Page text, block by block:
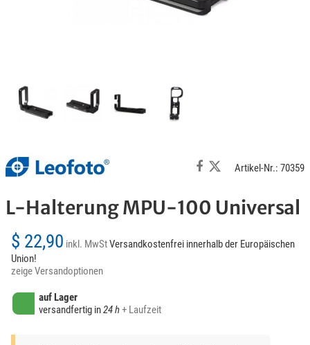
Artikel-Nr.: 70359
L-Halterung MPU-100 Universal
$ 22,90 inkl. MwStVersandkostenfrei innerhalb der Europäischen
Union!
zeige Versandoptionen
auf Lager
versandfertig in24 h+ Laufzeit